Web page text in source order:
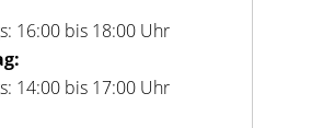
16:00 bis 18:00 Uhr
14:00 bis 17:00 Uhr